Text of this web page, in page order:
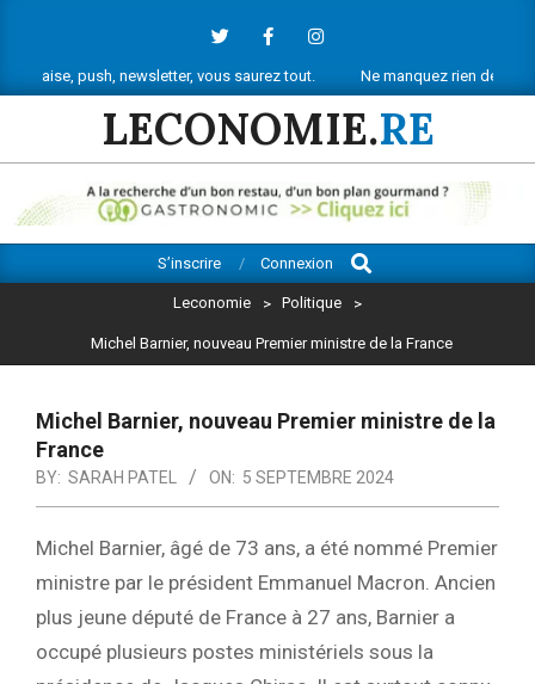
contentnewsletter, vous saurez tout. Ne manquez rien de l’actu
LECONOMIE.RE
Navigation
S’inscrire Connexion
Search
Leconomie > Politique >
Michel Barnier, nouveau Premier ministre de la France
Michel Barnier, nouveau Premier ministre de la
France
BY: SARAH PATEL ON: 5 SEPTEMBRE 2024
Michel Barnier, âgé de 73 ans, a été nommé Premier
ministre par le président Emmanuel Macron. Ancien
plus jeune député de France à 27 ans, Barnier a
occupé plusieurs postes ministériels sous la